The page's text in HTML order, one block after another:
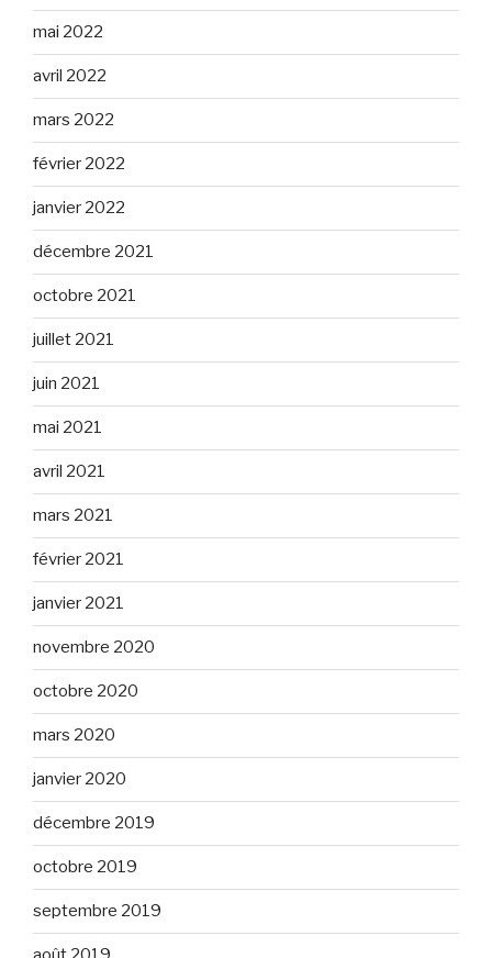
mai 2022
avril 2022
mars 2022
février 2022
janvier 2022
décembre 2021
octobre 2021
juillet 2021
juin 2021
mai 2021
avril 2021
mars 2021
février 2021
janvier 2021
novembre 2020
octobre 2020
mars 2020
janvier 2020
décembre 2019
octobre 2019
septembre 2019